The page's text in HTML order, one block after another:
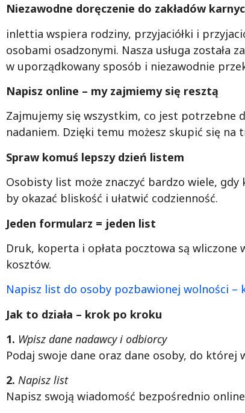
Niezawodne doręczenie do zakładów
inlettia wspiera rodziny, przyjaciółki i
osobami osadzonymi. Nasza usługa została
w uporządkowany sposób i niezawodnie
Napisz online – my zajmiemy się resztą
Zajmujemy się wszystkim, co jest potrzebne
nadaniem. Dzięki temu możesz skupić się na
Spraw komuś lepszy dzień listem
Osobisty list może znaczyć bardzo wiele,
by okazać bliskość i ułatwić codzienność.
Jeden formularz = jeden list
Druk, koperta i opłata pocztowa są
kosztów.
Napisz list do osoby pozbawionej wolności –
Jak to działa – krok po kroku
1. Wpisz dane nadawcy i odbiorcy
Podaj swoje dane oraz dane osoby, do której
2. Napisz list
Napisz swoją wiadomość bezpośrednio